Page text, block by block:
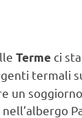
Terme ci
termali
un
nell’albergo